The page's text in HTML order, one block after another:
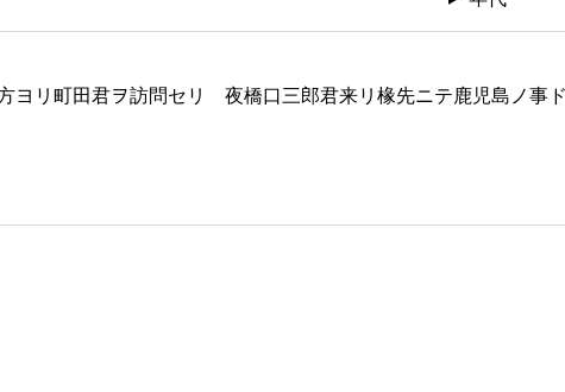
町田君ヲ訪問セリ 夜橋口三郎君来リ椽先ニテ鹿児島ノ事